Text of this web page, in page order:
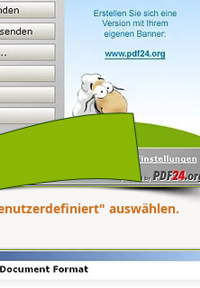
auswählen.